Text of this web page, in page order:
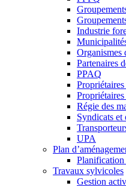
Industrie
Organismes
Partenaires
PPAQ
Régie des
Syndicats et
UPA
Plan
Planification
Travaux sylvicoles
Gestion